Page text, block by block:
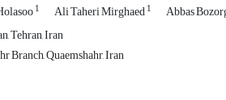
1 Ali Taheri Mirghaed1 Abbas
Tehran, Iran
Branch, Quaemshahr, Iran